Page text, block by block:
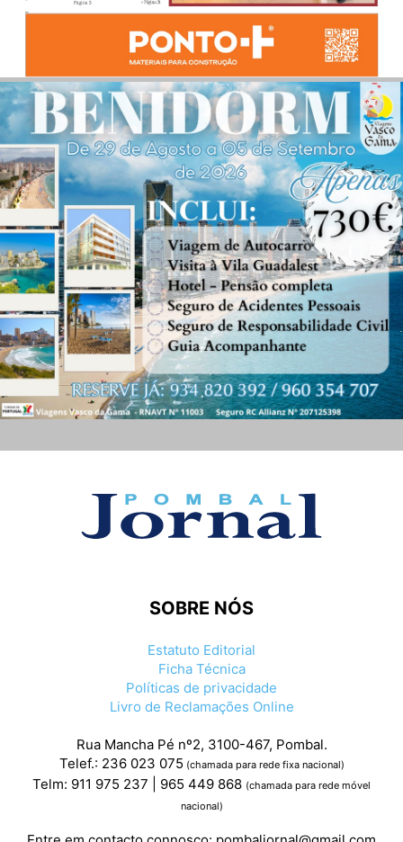
SOBRE NÓS
Estatuto Editorial
Ficha Técnica
Políticas de privacidade
Livro de Reclamações Online
Rua Mancha Pé nº2, 3100-467, Pombal.
Telef.: 236 023 075 (chamada para rede fixa nacional)
Telm: 911 975 237 | 965 449 868 (chamada para rede móvel
nacional)